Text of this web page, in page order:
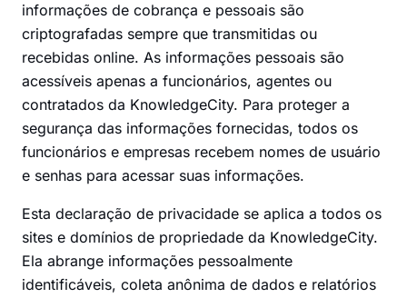
informações de cobrança e pessoais são
criptografadas sempre que transmitidas ou
recebidas online. As informações pessoais são
acessíveis apenas a funcionários, agentes ou
contratados da KnowledgeCity. Para proteger a
segurança das informações fornecidas, todos os
funcionários e empresas recebem nomes de usuário
e senhas para acessar suas informações.
Esta declaração de privacidade se aplica a todos os
sites e domínios de propriedade da KnowledgeCity.
Ela abrange informações pessoalmente
identificáveis, coleta anônima de dados e relatórios